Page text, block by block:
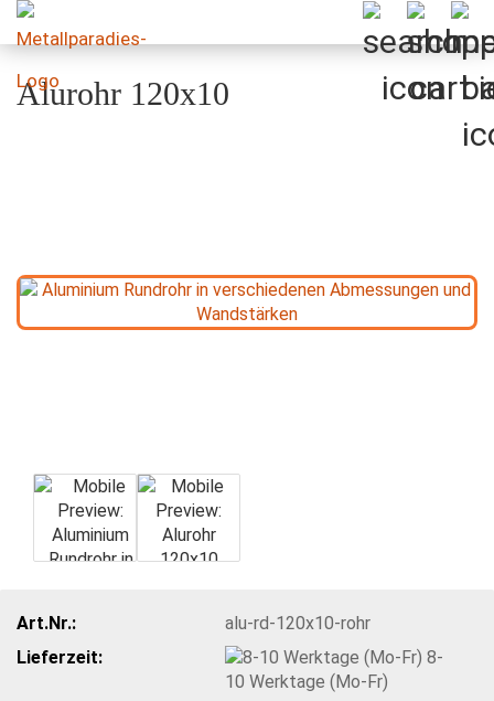
Alurohr 120x10
Art.Nr.:
alu-rd-120x10-rohr
Lieferzeit:
8-
10 Werktage (Mo-Fr)